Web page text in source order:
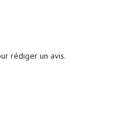
rédiger un avis.